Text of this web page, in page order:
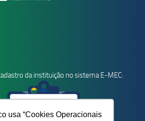
usa “Cookies Operacionais
da instituição no sistema E-MEC: